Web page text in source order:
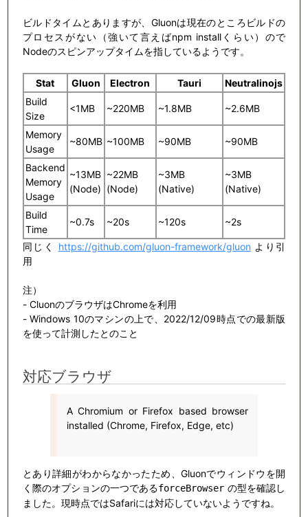
ビルドタイムとありますが、Gluonは現在のところビルドの
プロセスがない（強いて言えばnpm installくらい）ので
Nodeのスピンアップタイムを指しているようです。
Stat Gluon Electron Tauri
Neutralinojs
Build
Size
<1MB ~220MB ~1.8MB ~2.6MB
Memory
Usage
~80MB ~100MB ~90MB ~90MB
Backend
Memory
Usage
~13MB
(Node)
~22MB
(Node)
~3MB
(Native)
~3MB
(Native)
Build
Time
~0.7s ~20s ~120s ~2s
同じく https://github.com/gluon-framework/gluon より引
用
注）
- CluonのブラウザはChromeを利用
- Windows 10のマシンの上で、2022/12/09時点での最新版
を使って計測したとのこと
対応ブラウザ
A Chromium or Firefox based browser
installed (Chrome, Firefox, Edge, etc)
とあり詳細がわからなかったため、Gluonでウィンドウを開
く際のオプションの一つであるforceBrowser の型を確認し
ました。現時点ではSafariには対応していないようですね。